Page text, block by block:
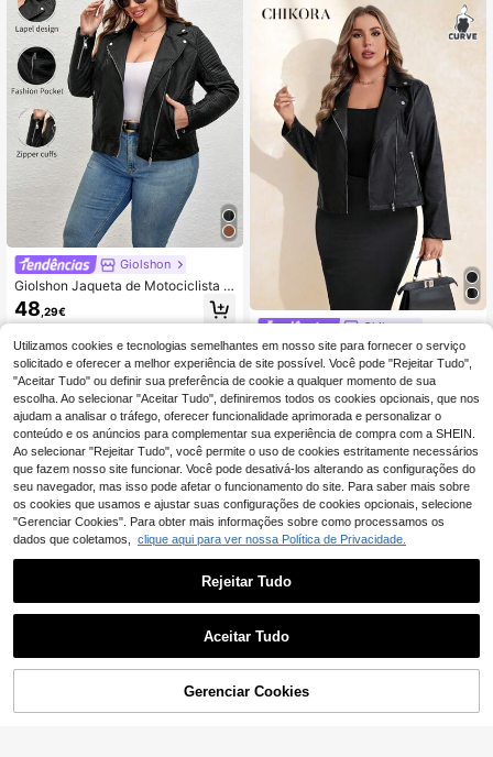
Giolshon
Giolshon Jaqueta de Motociclista e
m Pele Sintética para Mulher Plus S
ize, Estilo Street, Curta, em PU, com
a, Elegante, para Outono
48,29€
Chikora
EU Warehouse Chikora Jaqueta plus
size feminina outono/inverno para
motocicleta com zíper de metal
25
COMPRE AGORA
Utilizamos cookies e tecnologias semelhantes em nosso site para fornecer o serviço
solicitado e oferecer a melhor experiência de site possível. Você pode "Rejeitar Tudo",
"Aceitar Tudo" ou definir sua preferência de cookie a qualquer momento de sua
escolha. Ao selecionar "Aceitar Tudo", definiremos todos os cookies opcionais, que nos
ajudam a analisar o tráfego, oferecer funcionalidade aprimorada e personalizar o
conteúdo e os anúncios para complementar sua experiência de compra com a SHEIN.
Ao selecionar "Rejeitar Tudo", você permite o uso de cookies estritamente necessários
que fazem nosso site funcionar. Você pode desativá-los alterando as configurações do
seu navegador, mas isso pode afetar o funcionamento do site. Para saber mais sobre
os cookies que usamos e ajustar suas configurações de cookies opcionais, selecione
"Gerenciar Cookies". Para obter mais informações sobre como processamos os
dados que coletamos, clique aqui para ver nossa Política de Privacidade.
Rejeitar Tudo
Aceitar Tudo
Gerenciar Cookies